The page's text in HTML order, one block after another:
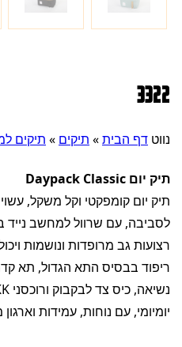
3322
נווט דף הבית» תיקים » תיקים
תיק יום Daypack Classic
תיק יום קומפקטי וקל משקל, עשוי
רצועות גב מרופדות ונושמות
ריפוד בבסיס התא הגדול, תא
יומיומי, עם נוחות, עמידות